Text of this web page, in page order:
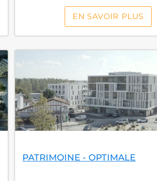
EN SAVOIR PLUS
PATRIMOINE - OPTIMALE